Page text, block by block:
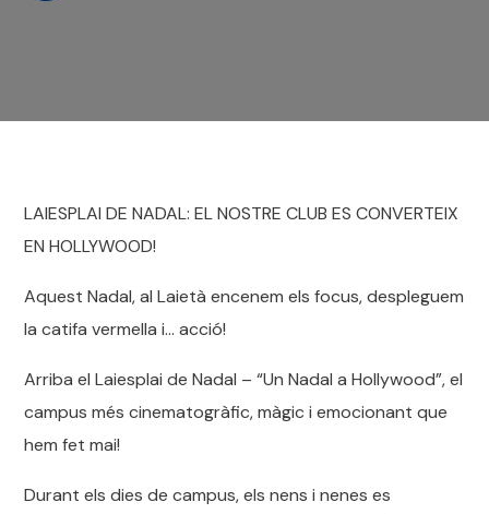
LAIESPLAI DE NADAL: EL NOSTRE CLUB ES CONVERTEIX
EN HOLLYWOOD!
Aquest Nadal, al Laietà encenem els focus, despleguem
la catifa vermella i… acció!
Arriba el Laiesplai de Nadal – “Un Nadal a Hollywood”, el
campus més cinematogràfic, màgic i emocionant que
hem fet mai!
Durant els dies de campus, els nens i nenes es